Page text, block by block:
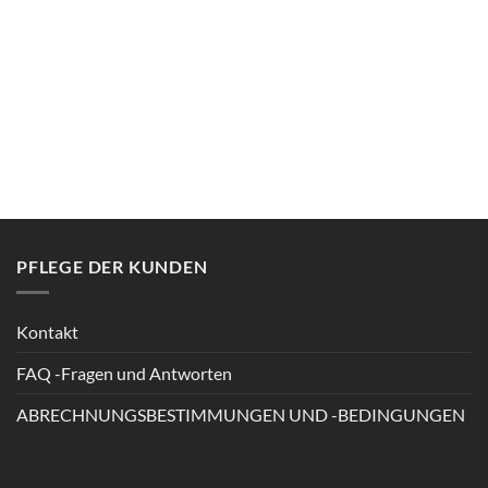
PFLEGE DER KUNDEN
Kontakt
FAQ -Fragen und Antworten
ABRECHNUNGSBESTIMMUNGEN UND -BEDINGUNGEN